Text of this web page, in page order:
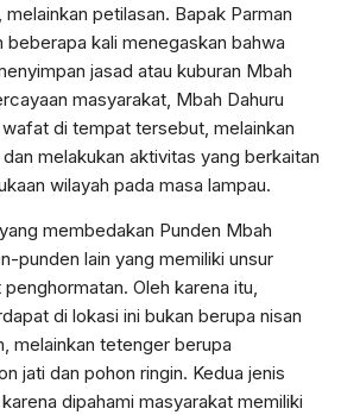
petilasan. Bapak Parman
beberapa kali menegaskan bahwa
jasad atau kuburan Mbah
masyarakat, Mbah Dahuru
di tempat tersebut, melainkan
melakukan aktivitas yang berkaitan
wilayah pada masa lampau.
membedakan Punden Mbah
punden lain yang memiliki unsur
Oleh karena itu,
di lokasi ini bukan berupa nisan
melainkan tetenger berupa
jati dan pohon ringin. Kedua jenis
dipahami masyarakat memiliki